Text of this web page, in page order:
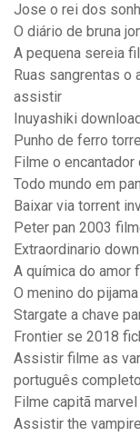
Jose o rei dos
O diário de bruna
A pequena sereia
Ruas sangrentas
assistir
Inuyashiki
Punho de ferro
Filme o
Todo mundo em
Baixar via torrent
Peter pan 2003
Extraordinario
A química do amor
O menino do
Stargate a chave
Frontier se 2018
Assistir filme as
português completo
Filme capitã
Assistir the